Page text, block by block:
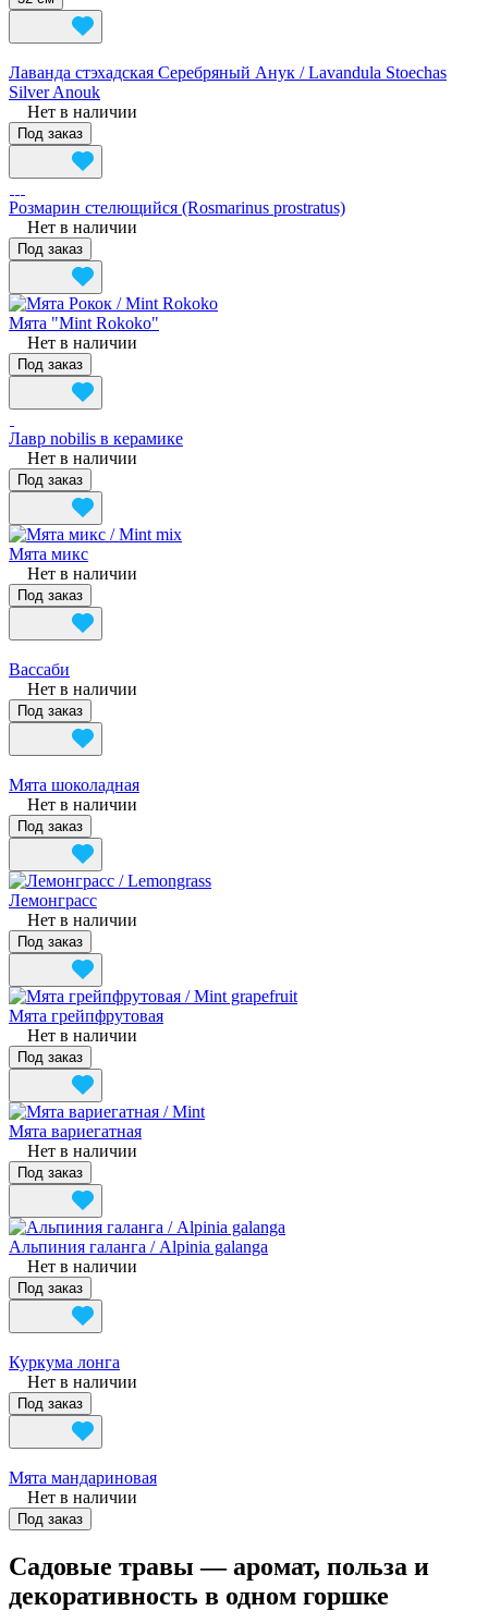
Лаванда стэхадская Серебряный Анук / Lavandula Stoechas
Silver Anouk
Нет в наличии
Под заказ
Розмарин стелющийся (Rosmarinus prostratus)
Нет в наличии
Под заказ
Мята "Mint Rokoko"
Нет в наличии
Под заказ
Лавр nobilis в керамике
Нет в наличии
Под заказ
Мята микс
Нет в наличии
Под заказ
Вассаби
Нет в наличии
Под заказ
Мята шоколадная
Нет в наличии
Под заказ
Лемонграсс
Нет в наличии
Под заказ
Мята грейпфрутовая
Нет в наличии
Под заказ
Мята вариегатная
Нет в наличии
Под заказ
Альпиния галанга / Alpinia galanga
Нет в наличии
Под заказ
Куркума лонга
Нет в наличии
Под заказ
Мята мандариновая
Нет в наличии
Под заказ
Садовые травы — аромат, польза и
декоративность в одном горшке